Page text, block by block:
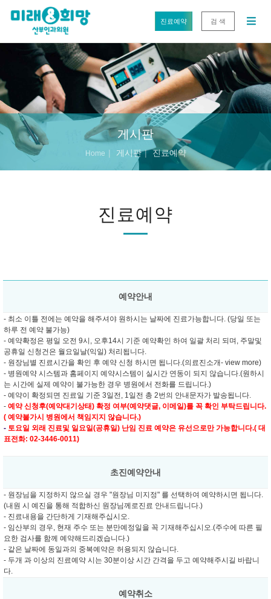
진료예약 검 색
게시판
Home 게시판 진료예약
진료예약
예약안내
- 최소 이틀 전에는 예약을 해주셔야 원하시는 날짜에 진료가능합니다. (당일 또는
하루 전 예약 불가능)
- 예약확정은 평일 오전 9시, 오후14시 기준 예약확인 하여 일괄 처리 되며, 주말및
공휴일 신청건은 월요일날(익일) 처리됩니다.
- 원장님별 진료시간을 확인 후 예약 신청 하시면 됩니다.(의료진소개- view more)
- 병원예약 시스템과 홈페이지 예약시스템이 실시간 연동이 되지 않습니다.(원하시
는 시간에 실제 예약이 불가능한 경우 병원에서 전화를 드립니다.)
- 예약이 확정되면 진료일 기준 3일전, 1일전 총 2번의 안내문자가 발송됩니다.
- 예약 신청후(예약대기상태) 확정 여부(예약댓글, 이메일)를 꼭 확인 부탁드립니다.
( 예약불가시 병원에서 책임지지 않습니다.)
- 토요일 외래 진료및 일요일(공휴일) 난임 진료 예약은 유선으로만 가능합니다.( 대
표전화: 02-3446-0011)
초진예약안내
- 원장님을 지정하지 않으실 경우 "원장님 미지정" 를 선택하여 예약하시면 됩니다.
(내원 시 예진을 통해 적합하신 원장님께로진료 안내드립니다.)
- 진료내용을 간단하게 기재해주십시오.
- 임산부의 경우, 현재 주수 또는 분만예정일을 꼭 기재해주십시오.(주수에 따른 필
요한 검사를 함께 예약해드리겠습니다.)
- 같은 날짜에 동일과의 중복예약은 허용되지 않습니다.
- 두개 과 이상의 진료예약 시는 30분이상 시간 간격을 두고 예약해주시길 바랍니
다.
예약취소